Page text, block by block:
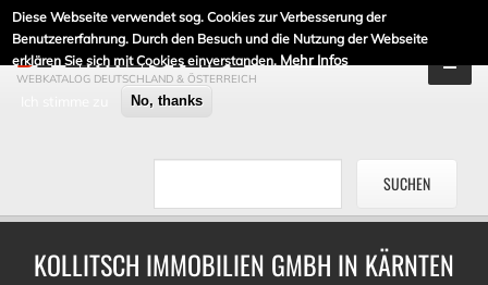
Diese Webseite verwendet sog. Cookies zur Verbesserung der
Benutzererfahrung. Durch den Besuch und die Nutzung der Webseite
erklären Sie sich mit Cookies einverstanden. Mehr Infos
No, thanks
DE-LINKLISTE.DE
WEBKATALOG DEUTSCHLAND & ÖSTERREICH
KOLLITSCH IMMOBILIEN GMBH IN KÄRNTEN